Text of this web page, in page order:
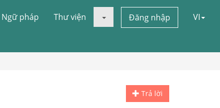
Ngữ pháp Thư viện Đăng nhập VI
Trả lời